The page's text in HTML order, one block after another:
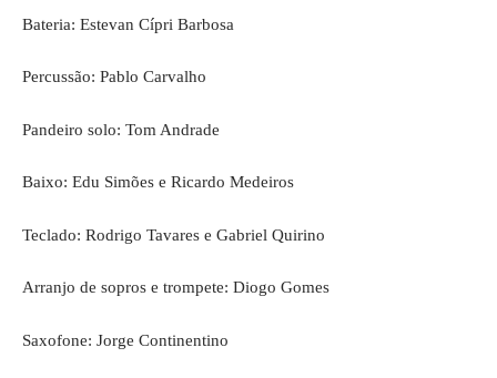
Bateria: Estevan Cípri Barbosa
Percussão: Pablo Carvalho
Pandeiro solo: Tom Andrade
Baixo: Edu Simões e Ricardo Medeiros
Teclado: Rodrigo Tavares e Gabriel Quirino
Arranjo de sopros e trompete: Diogo Gomes
Saxofone: Jorge Continentino